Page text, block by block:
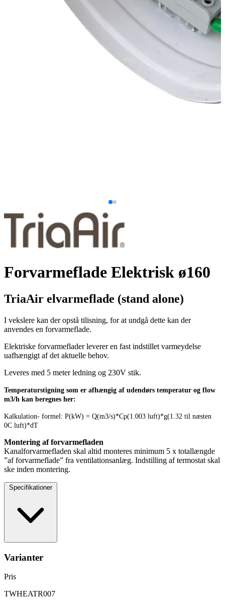
Forvarmeflade Elektrisk ø160
TriaAir elvarmeflade (stand alone)
I vekslere kan der opstå tilisning, for at undgå dette kan der
anvendes en forvarmeflade.
Elektriske forvarmeflader leverer en fast indstillet varmeydelse
uafhængigt af det aktuelle behov.
Leveres med 5 meter ledning og 230V stik.
Temperaturstigning som er afhængig af udendørs temperatur og flow
m3/h kan beregnes her:
Kalkulation- formel: P(kW) = Q(m3/s)*Cp(1.003 luft)*g(1.32 til næsten
0C luft)*dT
Montering af forvarmefladen
Kanalforvarmefladen skal altid monteres minimum 5 x totallængde
”af forvarmeflade” fra ventilationsanlæg. Indstilling af termostat skal
ske inden montering.
Specifikationer
Varianter
Pris
TWHEATR007